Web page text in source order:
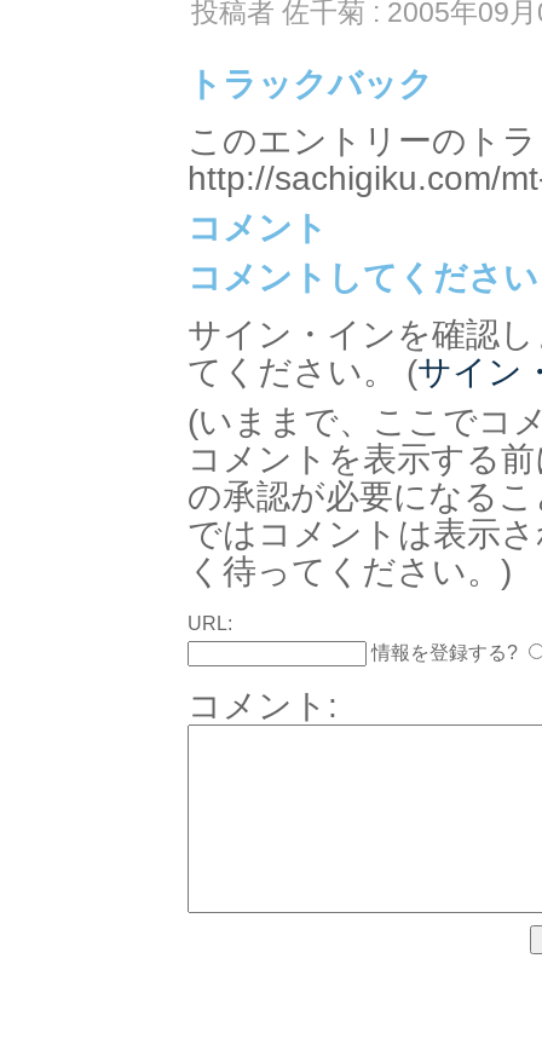
投稿者 佐千菊 : 2005年09
トラックバック
このエントリーのト
http://sachigiku.com/
コメント
コメントしてください
サイン・インを確認
てください。 (サイン
(いままで、ここでコ
コメントを表示する
の承認が必要になる
ではコメントは表示
く待ってください。)
URL:
情報を登録する?
コメント: